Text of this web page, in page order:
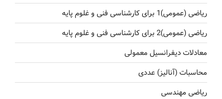
ریاضی (عمومی)1 برای کارشناسی فنی و غلوم پایه
ریاضی (عمومی)2 برای کارشناسی فنی و غلوم پایه
معادلات دیفرانسیل معمولی
محاسبات (آنالیز) عددی
ریاضی مهندسی